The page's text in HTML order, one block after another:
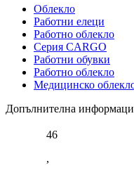
Облекло
Работни елеци
Работно облекло
Серия CARGO
Работни обувки
Работно облекло
Медицинско
Допълнителна
46
,